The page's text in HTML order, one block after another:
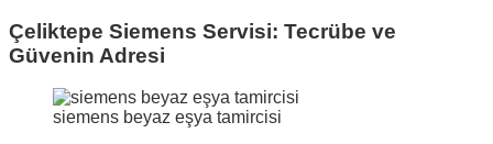
Çeliktepe Siemens Servisi: Tecrübe ve
Güvenin Adresi
siemens beyaz eşya tamircisi